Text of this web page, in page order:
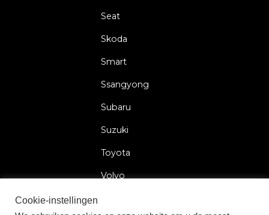
Seat
Skoda
Smart
Ssangyong
Subaru
Suzuki
Toyota
Volvo
Cookie-instellingen